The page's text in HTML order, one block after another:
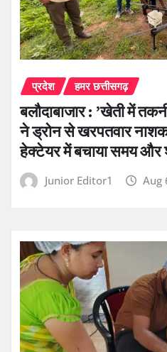
प्रदेश हमर छत्तीसगढ़
बलौदाबाजार : ’खेती में
ने ड्रोन से खरपतवार
हेक्टेयर में बचाया समय और
Junior Editor1 Aug